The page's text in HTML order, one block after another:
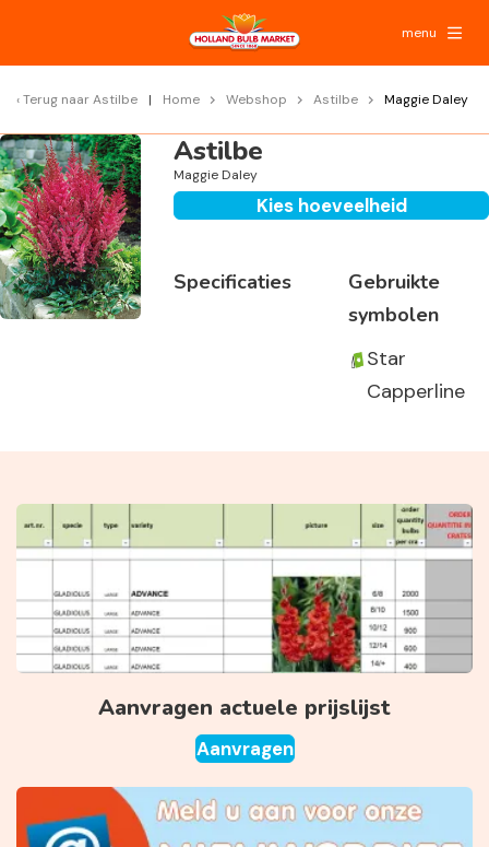
menu
Terug naarAstilbe Home Webshop Astilbe Maggie Daley
Astilbe
Maggie Daley
Kies hoeveelheid
Specificaties
Gebruikte
symbolen
Star
Capperline
Aanvragen actuele prijslijst
Aanvragen